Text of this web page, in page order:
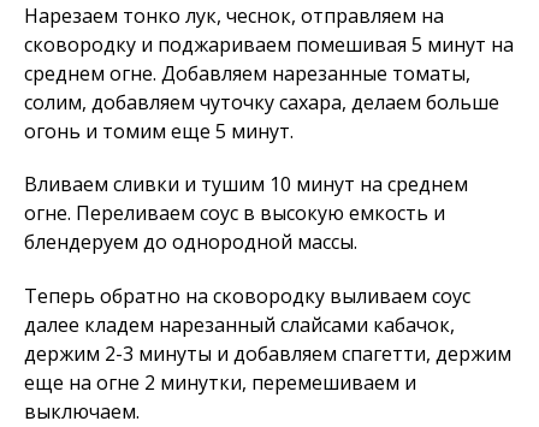
Нарезаем тонко лук, чеснок, отправляем на
сковородку и поджариваем помешивая 5 минут на
среднем огне. Добавляем нарезанные томаты,
солим, добавляем чуточку сахара, делаем больше
огонь и томим еще 5 минут.
Вливаем сливки и тушим 10 минут на среднем
огне. Переливаем соус в высокую емкость и
блендеруем до однородной массы.
Теперь обратно на сковородку выливаем соус
далее кладем нарезанный слайсами кабачок,
держим 2-3 минуты и добавляем спагетти, держим
еще на огне 2 минутки, перемешиваем и
выключаем.